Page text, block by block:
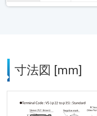
寸法図 [mm]